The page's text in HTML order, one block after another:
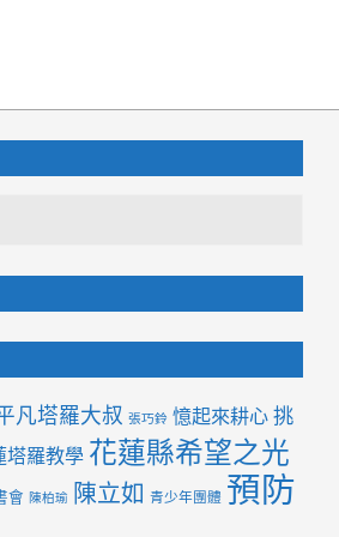
凡塔羅大叔 張巧鈴 憶起來耕心挑
塔羅教學 花蓮縣希望之光
會 陳柏瑜 陳立如 青少年團體 預防